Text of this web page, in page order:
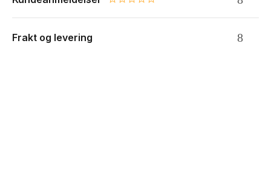
0.0 star rating
Frakt og levering